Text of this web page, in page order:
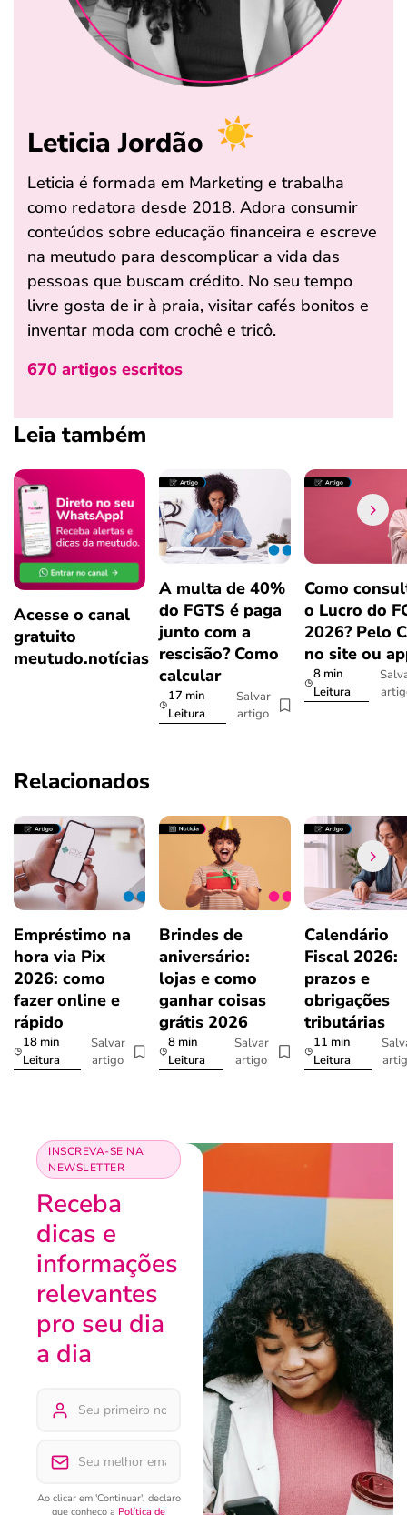
Leticia Jordão
Leticia é formada em Marketing e trabalha
como redatora desde 2018. Adora consumir
conteúdos sobre educação financeira e escreve
na meutudo para descomplicar a vida das
pessoas que buscam crédito. No seu tempo
livre gosta de ir à praia, visitar cafés bonitos e
inventar moda com crochê e tricô.
670 artigos escritos
Leia também
Acesse o canal
gratuito
meutudo.notícias
A multa de 40%
do FGTS é paga
junto com a
rescisão? Como
calcular
17 min
Leitura
Salvar
artigo
Como
o Lucro do
2026? Pelo
no site ou
8 min
Leitura
Relacionados
Empréstimo na
hora via Pix
2026: como
fazer online e
rápido
18 min
Leitura
Salvar
artigo
Brindes de
aniversário:
lojas e como
ganhar coisas
grátis 2026
8 min
Leitura
Salvar
artigo
Calendário
Fiscal 2026:
prazos e
obrigações
tributárias
11 min
Leitura
INSCREVA-SE NA
NEWSLETTER
Receba
dicas e
informações
relevantes
pro seu dia
a dia
Ao clicar em 'Continuar', declaro
que conheço a Política de